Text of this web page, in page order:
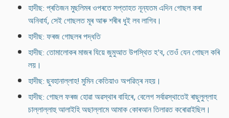
হাদীছ: প্ৰতিজন মুছলিমৰ ওপৰতে সপ্তাহত নূন্যতম এদিন গোছল কৰা
অনিবাৰ্য, সেই গোছলত মূৰ আৰু শৰীৰ ধুই লব লাগিব।
হাদীছ: ফৰজ গোছলৰ পদ্ধতি
হাদীছ: তোমালোকৰ মাজৰ যিয়ে জুমুআত উপস্থিত হ'ব, তেওঁ যেন গোছল কৰি
লয়।
হাদীছ: ছুবহানাল্লাহ! মুমিন কেতিয়াও অপৱিত্ৰ নহয়।
হাদীছ: গোছল ফৰজ হোৱা অৱস্থাৰ বাহিৰে, বেলেগ সৰ্বাৱস্থাতেই ৰাছুলুল্লাহ
চাল্লাল্লাহু আলাইহি অছাল্লামে আমাক কোৰআন তিলাৱত কৰোৱাইছিল।